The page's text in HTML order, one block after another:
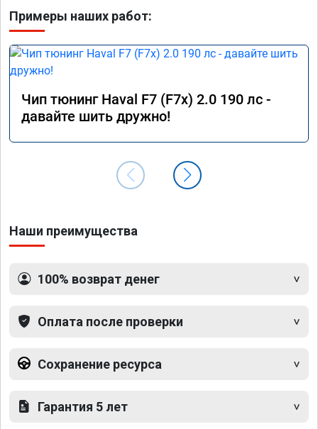
Примеры наших работ:
Чип тюнинг Haval F7 (F7x) 2.0 190 лс -
давайте шить дружно!
Наши преимущества
100% возврат денег
Оплата после проверки
Сохранение ресурса
Гарантия 5 лет